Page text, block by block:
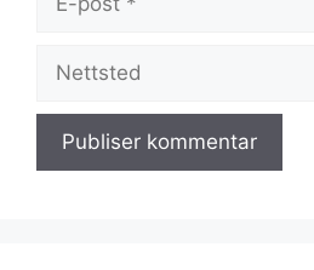
Nettsted